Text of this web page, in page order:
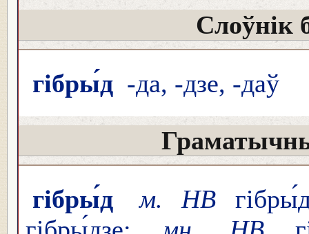
Слоўнік
гібры́д -да, -дзе, -даў
гібры́д м. НВ